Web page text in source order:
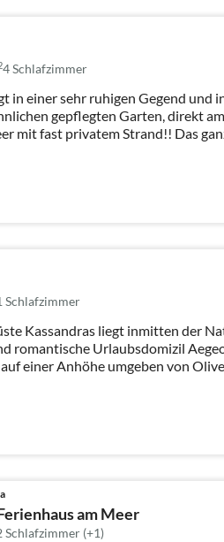
4Schlafzimmer
in einer sehr ruhigen Gegend und
gepflegten Garten, direkt
mit fast privatem Strand!! Das
Schlafzimmer
Kassandras liegt inmitten der
romantische Urlaubsdomizil
einer Anhöhe umgeben von
am Meer
Schlafzimmer (+1)